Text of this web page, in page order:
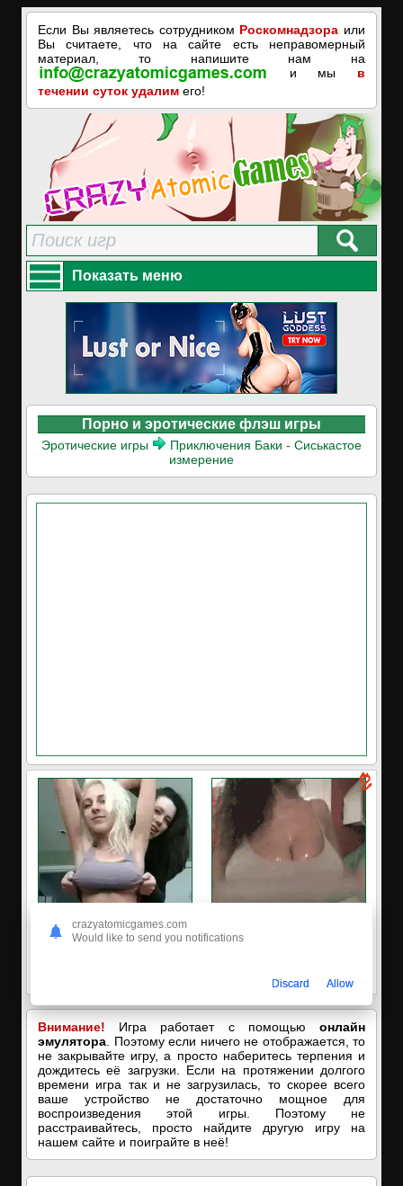
Если Вы являетесь сотрудником Роскомнадзора или
Вы считаете, что на сайте есть неправомерный
материал, то напишите нам на
и мы в
течении суток удалим его!
Показать меню
Порно и эротические флэш игры
Эротические игры
Приключения Баки - Сиськастое
измерение
✅ЗАХОДИ, ПОДРОЧИМ! 🔥ПОРНО-ЧАТ ОНЛАЙН🔥
Внимание! Игра работает с помощью онлайн
эмулятора . Поэтому если ничего не отображается, то
не закрывайте игру, а просто наберитесь терпения и
дождитесь её загрузки. Если на протяжении долгого
времени игра так и не загрузилась, то скорее всего
ваше устройство не достаточно мощное для
воспроизведения этой игры. Поэтому не
расстраивайтесь, просто найдите другую игру на
нашем сайте и поиграйте в неё!
crazyatomicgames.com
Would like to send you notifications
Discard Allow